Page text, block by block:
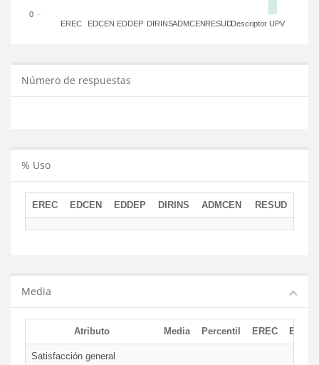
EREC EDCEN EDDEP DIRINSADMCENRESUDDescriptor UPV
0
Número de respuestas
% Uso
EREC EDCEN EDDEP DIRINS ADMCEN RESUD
Media
Atributo Media Percentil EREC
Satisfacción general